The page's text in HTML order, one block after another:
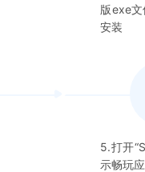
版exe
安装
5.打开“
示畅玩